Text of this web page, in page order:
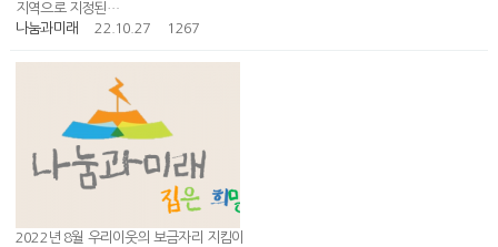
지역으로 지정된…
나눔과미래
22.10.27 1267
2022년 8월 우리이웃의 보금자리 지킴이